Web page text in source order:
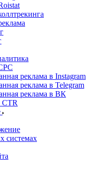
реклама в Instagram
реклама в Telegram
реклама в ВК
CTR
системах